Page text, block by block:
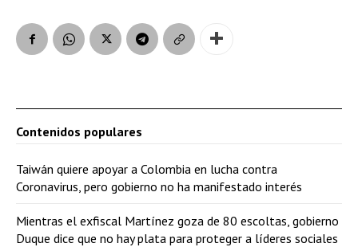
Contenidos populares
Taiwán quiere apoyar a Colombia en lucha contra
Coronavirus, pero gobierno no ha manifestado interés
Mientras el exfiscal Martínez goza de 80 escoltas, gobierno
Duque dice que no hay plata para proteger a líderes sociales